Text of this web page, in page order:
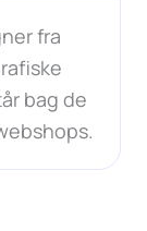
fra
bag de